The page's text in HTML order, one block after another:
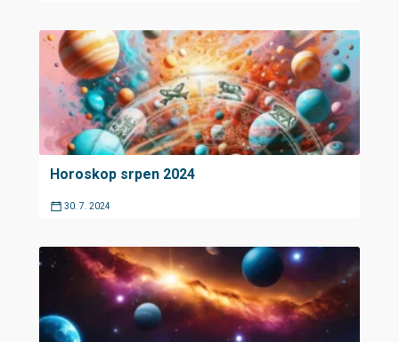
Horoskop srpen 2024
30. 7. 2024